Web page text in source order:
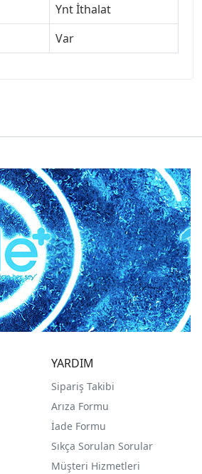
Ynt İthalat
Var
YARDIM
Sipariş Takibi
Arıza Formu
İade Formu
Sıkça Sorulan Sorular
Müşteri Hizmetleri